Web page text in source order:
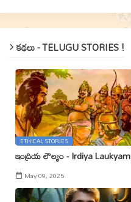
కథలు - TELUGU STORIES !
ETHICAL STORIES
ఇంద్రియ లౌల్యం - Irdiya Laukyam
May 09, 2025